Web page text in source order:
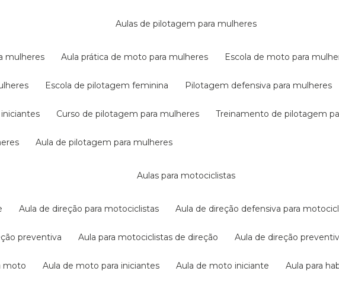
aulas de pilotagem para mulheres
mulheres aula prática de moto para mulheres escola de moto para
escola de pilotagem feminina pilotagem defensiva para mulheres
curso de pilotagem para mulheres treinamento de pilotagem
aula de pilotagem para mulheres
aulas para motociclistas
aula de direção para motociclistas aula de direção defensiva para
preventiva aula para motociclistas de direção aula de direção
moto aula de moto para iniciantes aula de moto iniciante aula para